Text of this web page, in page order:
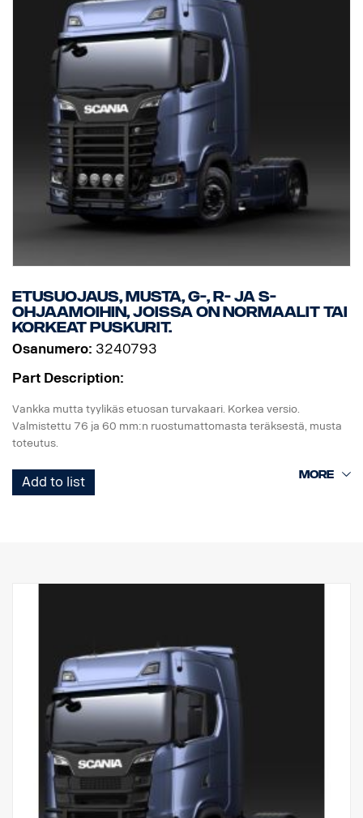
Etusuojaus, Musta, G-, R- ja S-
ohjaamoihin, joissa on normaalit tai
korkeat puskurit.
Osanumero: 3240793
Part Description:
Vankka mutta tyylikäs etuosan turvakaari. Korkea versio.
Valmistettu 76 ja 60 mm:n ruostumattomasta teräksestä, musta
toteutus.
Kaaren rakenteen ansiosta asennus on helppo, alkuperäinen
vetoaisa on helposti taitettavissa, käytettävissä ja käsillä, koska
suositeltava parasta mahdollista maavaraa varten, mutta tämä
sopii myös 40 mm ulkoneviin puskureihin.
P-ohjaamoihin suositellaan matalaa versiota, osanro 3240794.
EI sovi mataliin puskureihin eikä ulkoneviin "XT"-teräspuskureihin.
Asennuslaitteisto, merkin pidin, 8 x valokiinnikkeet ja
asennusohjeet toimitetaan mukana.
( Ei sisällä valoja )
Add to list